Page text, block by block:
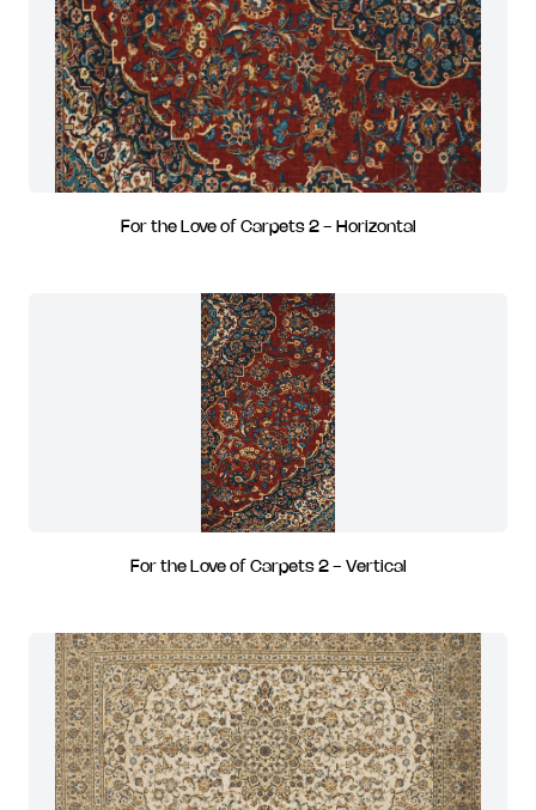
For the Love of Carpets 2 - Horizontal
For the Love of Carpets 2 - Vertical